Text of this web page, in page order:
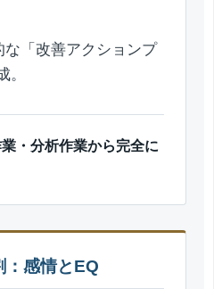
な「改善アクションプ
。
・分析作業から完全に
：感情とEQ